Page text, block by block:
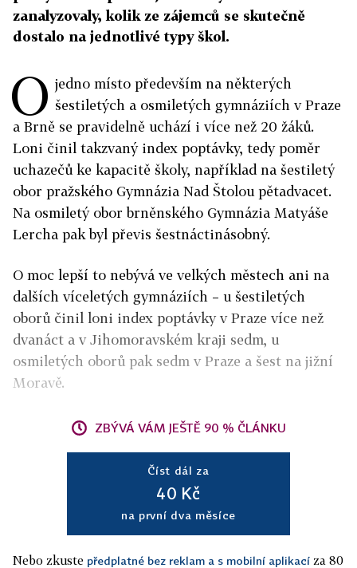
zanalyzovaly, kolik ze zájemců se skutečně
dostalo na jednotlivé typy škol.
O jedno místo především na některých
šestiletých a osmiletých gymnáziích v Praze
a Brně se pravidelně uchází i více než 20 žáků.
Loni činil takzvaný index poptávky, tedy poměr
uchazečů ke kapacitě školy, například na šestiletý
obor pražského Gymnázia Nad Štolou pětadvacet.
Na osmiletý obor brněnského Gymnázia Matyáše
Lercha pak byl převis šestnáctinásobný.
O moc lepší to nebývá ve velkých městech ani na
dalších víceletých gymnáziích – u šestiletých
oborů činil loni index poptávky v Praze více než
dvanáct a v Jihomoravském kraji sedm, u
osmiletých oborů pak sedm v Praze a šest na jižní
Moravě.
ZBÝVÁ VÁM JEŠTĚ 90 % ČLÁNKU
Číst dál za
40 Kč
na první dva měsíce
Nebo zkuste předplatné bez reklam a s mobilní aplikací za 80